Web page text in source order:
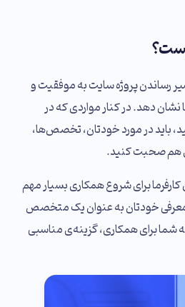
رساندن پروژه سایت به موفقیت و
نشان دهد. در کنار مواردی که در
باید در مورد خودتان، تخصص‌ها،
هم صحبت کنید.
کارفرما برای شروع همکاری بسیار مهم
معرفی خودتان به عنوان یک متخصص
شما برای همکاری، گزینه‌ی مناسبی